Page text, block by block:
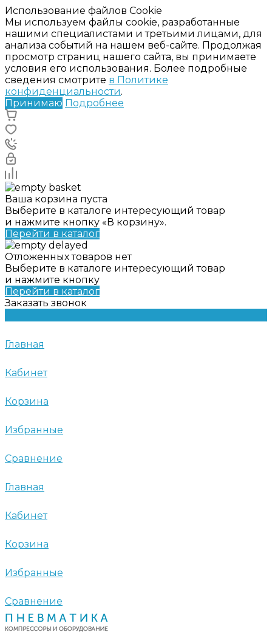
Использование файлов Cookie
Мы используем файлы cookie, разработанные
нашими специалистами и третьими лицами, для
анализа событий на нашем веб-сайте. Продолжая
просмотр страниц нашего сайта, вы принимаете
условия его использования. Более подробные
сведения смотрите в Политике
конфиденциальности.
Принимаю Подробнее
Ваша корзина пуста
Выберите в каталоге интересующий товар
и нажмите кнопку «В корзину».
Перейти в каталог
Отложенных товаров нет
Выберите в каталоге интересующий товар
и нажмите кнопку
Перейти в каталог
Заказать звонок
Главная
Кабинет
Корзина
Избранные
Сравнение
Главная
Кабинет
Корзина
Избранные
Сравнение